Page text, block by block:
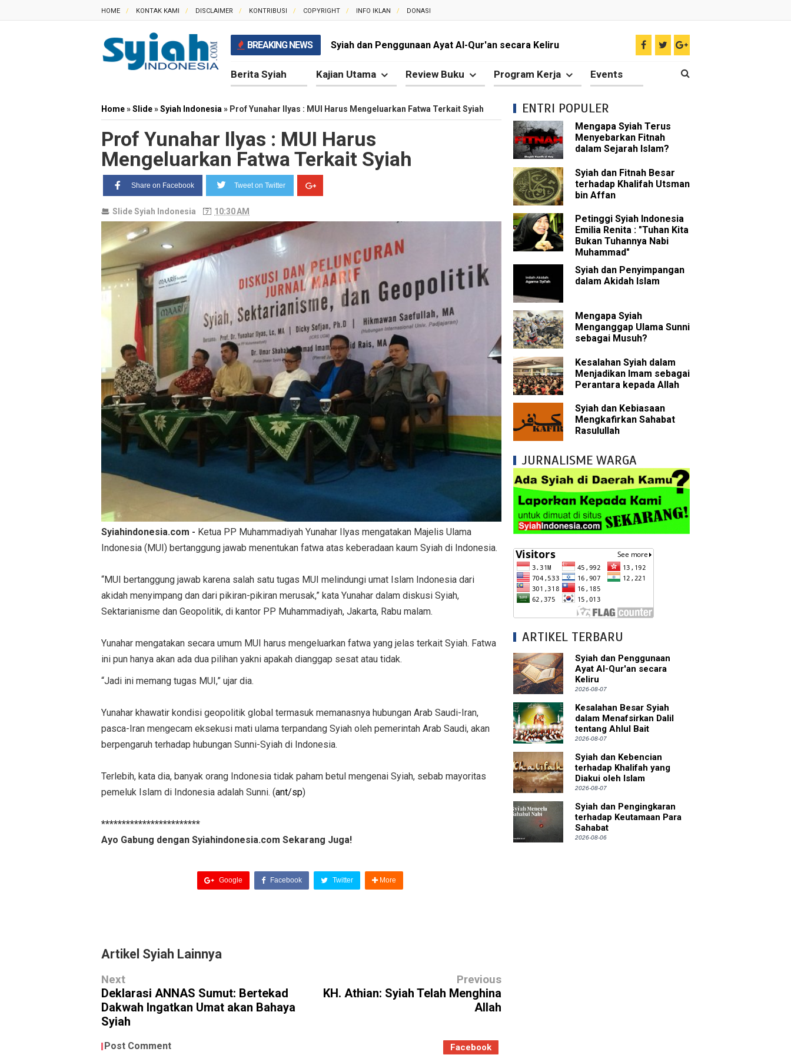
HOME KONTAK KAMI DISCLAIMER KONTRIBUSI COPYRIGHT INFO IKLAN DONASI
BREAKING NEWS Syiah dan Penggunaan Ayat Al-Qur'an secara Keliru
Kesalahan Besar Syiah dalam Menafsirkan Dalil tentang Ahlul Bait
Syiah dan Pengingkaran terhadap Keutamaan Para Sahabat
Mengapa Syiah Mengklaim Imam Mereka Memiliki Ilmu Ghaib?
Mengapa Syiah Menganggap Semua Sahabat Nabi Pengkhianat?
Syiah dan Kebiasaan Mengkafirkan Sahabat Rasulullah
Kesalahan Syiah dalam Menyikapi Peran Sahabat Nabi
Syiah dan Pengingkaran terhadap Hadis Shahih Sunni
Syiah dan Fitnah Besar terhadap Khalifah Utsman bin Affan
Mengapa Syiah Menghalalkan Nikah Mut'ah?
Syiah dan Penyelewengan dalam Pemahaman tentang Khalifah
Syiah dan Penyimpangan dalam Akidah Islam
Kesalahan Syiah dalam Menyikapi Khalifah Abu Bakar
Syiah dan Konsep Imamah yang Tidak Masuk Akal dalam Islam
Syiah dan Ketidakkonsistenan dalam Konsep Mahdi
Syiah dan Kedustaan tentang Hak Kekhalifahan
Syiah dan Ketidakbenaran Ajarannya tentang Wilayah Imam
Syiah dan Kedustaan tentang Peristiwa Karbala
Syiah dan Upaya Merusak Ukhuwah Islamiyah
Berita Syiah Kajian Utama Review Buku Program Kerja Events
Home»Slide»Syiah Indonesia » Prof Yunahar Ilyas : MUI Harus Mengeluarkan Fatwa Terkait Syiah
Prof Yunahar Ilyas : MUI Harus
Mengeluarkan Fatwa Terkait Syiah
Share on Facebook Tweet on Twitter
SlideSyiah Indonesia 10:30 AM
Syiahindonesia.com - Ketua PP Muhammadiyah Yunahar Ilyas mengatakan Majelis Ulama
Indonesia (MUI) bertanggung jawab menentukan fatwa atas keberadaan kaum Syiah di Indonesia.
“MUI bertanggung jawab karena salah satu tugas MUI melindungi umat Islam Indonesia dari
akidah menyimpang dan dari pikiran-pikiran merusak,” kata Yunahar dalam diskusi Syiah,
Sektarianisme dan Geopolitik, di kantor PP Muhammadiyah, Jakarta, Rabu malam.
Yunahar mengatakan secara umum MUI harus mengeluarkan fatwa yang jelas terkait Syiah. Fatwa
ini pun hanya akan ada dua pilihan yakni apakah dianggap sesat atau tidak.
“Jadi ini memang tugas MUI,” ujar dia.
Yunahar khawatir kondisi geopolitik global termasuk memanasnya hubungan Arab Saudi-Iran,
pasca-Iran mengecam eksekusi mati ulama terpandang Syiah oleh pemerintah Arab Saudi, akan
berpengaruh terhadap hubungan Sunni-Syiah di Indonesia.
Terlebih, kata dia, banyak orang Indonesia tidak paham betul mengenai Syiah, sebab mayoritas
pemeluk Islam di Indonesia adalah Sunni. (ant/sp)
************************
Ayo Gabung dengan Syiahindonesia.com Sekarang Juga!
Google Facebook Twitter More
Artikel Syiah Lainnya
Next
Deklarasi ANNAS Sumut: Bertekad
Dakwah Ingatkan Umat akan Bahaya
Syiah
Previous
KH. Athian: Syiah Telah Menghina
Allah
Post Comment Facebook
ENTRI POPULER
Mengapa Syiah Terus
Menyebarkan Fitnah
dalam Sejarah Islam?
Syiah dan Fitnah Besar
terhadap Khalifah Utsman
bin Affan
Petinggi Syiah Indonesia
Emilia Renita : "Tuhan Kita
Bukan Tuhannya Nabi
Muhammad"
Syiah dan Penyimpangan
dalam Akidah Islam
Mengapa Syiah
Menganggap Ulama Sunni
sebagai Musuh?
Kesalahan Syiah dalam
Menjadikan Imam sebagai
Perantara kepada Allah
Syiah dan Kebiasaan
Mengkafirkan Sahabat
Rasulullah
JURNALISME WARGA
ARTIKEL TERBARU
Syiah dan Penggunaan
Ayat Al-Qur'an secara
Keliru
2026-08-07
Kesalahan Besar Syiah
dalam Menafsirkan Dalil
tentang Ahlul Bait
2026-08-07
Syiah dan Kebencian
terhadap Khalifah yang
Diakui oleh Islam
2026-08-07
Syiah dan Pengingkaran
terhadap Keutamaan Para
Sahabat
2026-08-06